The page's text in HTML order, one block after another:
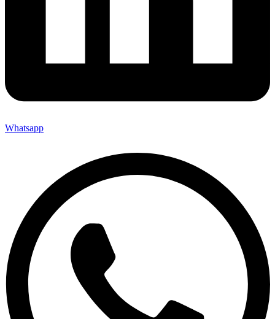
Whatsapp